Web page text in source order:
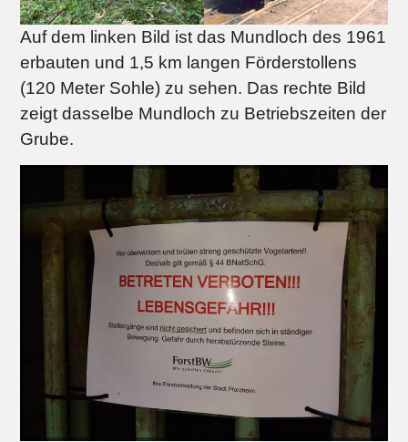
Auf dem linken Bild ist das Mundloch des 1961
erbauten und 1,5 km langen Förderstollens
(120 Meter Sohle) zu sehen. Das rechte Bild
zeigt dasselbe Mundloch zu Betriebszeiten der
Grube.